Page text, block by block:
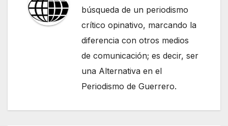
búsqueda de un periodismo
crítico opinativo, marcando la
diferencia con otros medios
de comunicación; es decir, ser
una Alternativa en el
Periodismo de Guerrero.